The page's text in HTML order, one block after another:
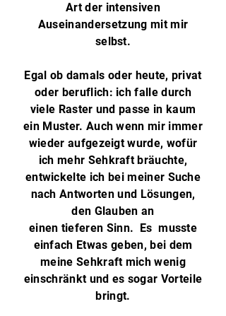
Art der intensiven
Auseinandersetzung mit mir
selbst.
Egal ob damals oder heute, privat
oder beruflich: ich falle durch
viele Raster und passe in kaum
ein Muster. Auch wenn mir immer
wieder aufgezeigt wurde, wofür
ich mehr Sehkraft bräuchte,
entwickelte ich bei meiner Suche
nach Antworten und Lösungen,
den Glauben an
einen tieferen Sinn. Es musste
einfach Etwas geben, bei dem
meine Sehkraft mich wenig
einschränkt und es sogar Vorteile
bringt.